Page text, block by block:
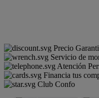
Precio
Servicio de
Atención
Financia tus
Club Confo